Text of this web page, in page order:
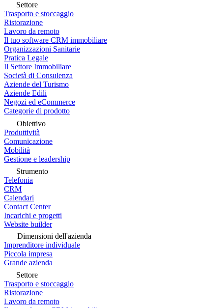
Settore
Trasporto e stoccaggio
Ristorazione
Lavoro da remoto
Il tuo software CRM immobiliare
Organizzazioni Sanitarie
Pratica Legale
Il Settore Immobiliare
Società di Consulenza
Aziende del Turismo
Aziende Edili
Negozi ed eCommerce
Categorie di prodotto
Obiettivo
Produttività
Comunicazione
Mobilità
Gestione e leadership
Strumento
Telefonia
CRM
Calendari
Contact Center
Incarichi e progetti
Website builder
Dimensioni dell'azienda
Imprenditore individuale
Piccola impresa
Grande azienda
Settore
Trasporto e stoccaggio
Ristorazione
Lavoro da remoto